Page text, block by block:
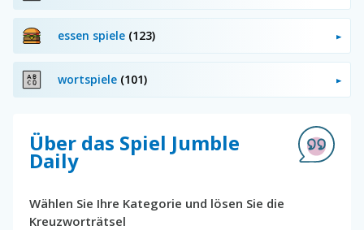
essen spiele (123)
wortspiele (101)
Über das Spiel Jumble
Daily
Wählen Sie Ihre Kategorie und lösen Sie die
Kreuzworträtsel